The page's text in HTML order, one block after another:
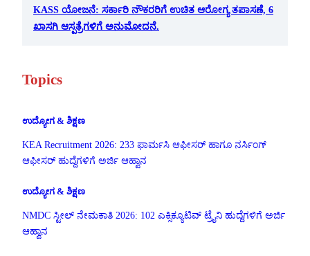
KASS ಯೋಜನೆ: ಸರ್ಕಾರಿ ನೌಕರರಿಗೆ ಉಚಿತ ಆರೋಗ್ಯ ತಪಾಸಣೆ, 6
ಖಾಸಗಿ ಆಸ್ಪತ್ರೆಗಳಿಗೆ ಅನುಮೋದನೆ.
Topics
ಉದ್ಯೋಗ & ಶಿಕ್ಷಣ
KEA Recruitment 2026: 233 ಫಾರ್ಮಸಿ ಆಫೀಸರ್ ಹಾಗೂ ನರ್ಸಿಂಗ್
ಆಫೀಸರ್ ಹುದ್ದೆಗಳಿಗೆ ಅರ್ಜಿ ಆಹ್ವಾನ
ಉದ್ಯೋಗ & ಶಿಕ್ಷಣ
NMDC ಸ್ಟೀಲ್ ನೇಮಕಾತಿ 2026: 102 ಎಕ್ಸಿಕ್ಯೂಟಿವ್ ಟ್ರೈನಿ ಹುದ್ದೆಗಳಿಗೆ ಅರ್ಜಿ
ಆಹ್ವಾನ